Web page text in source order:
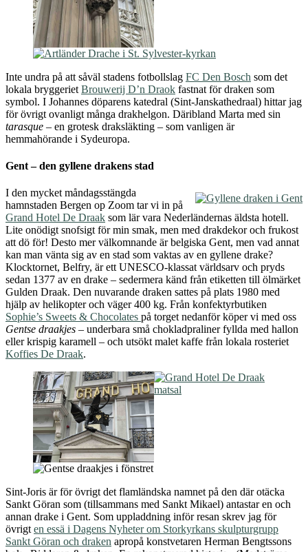
Inte undra på att såväl stadens fotbollslag FC Den Bosch som det
lokala bryggeriet Brouwerij D’n Draok fastnat för draken som
symbol. I Johannes döparens katedral (Sint-Janskathedraal) hittar jag
för övrigt ovanligt många drakhelgon. Däribland Marta med sin
tarasque – en grotesk draksläkting – som vanligen är
hemmahörande i Sydeuropa.
Gent – den gyllene drakens stad
I den mycket måndagsstängda
hamnstaden Bergen op Zoom tar vi in på
Grand Hotel De Draak som lär vara Nederländernas äldsta hotell.
Lite onödigt snofsigt för min smak, men med drakdekor och frukost
att dö för! Desto mer välkomnande är belgiska Gent, men vad annat
kan man vänta sig av en stad som vaktas av en gyllene drake?
Klocktornet, Belfry, är ett UNESCO-klassat världsarv och pryds
sedan 1377 av en drake – sedermera känd från etiketten till ölmärket
Gulden Draak. Den nuvarande draken sattes på plats 1980 med
hjälp av helikopter och väger 400 kg. Från konfektyrbutiken
Sophie’s Sweets & Chocolates på torget nedanför köper vi med oss
Gentse draakjes – underbara små chokladpraliner fyllda med hallon
eller krispig karamell – och utsökt malet kaffe från lokala rosteriet
Koffies De Draak.
Sint-Joris är för övrigt det flamländska namnet på den där otäcka
Sankt Göran som (tillsammans med Sankt Mikael) antastar en och
annan drake i Gent. Som uppladdning inför resan skrev jag för
övrigten essä i Dagens Nyheter om Storkyrkans skulpturgrupp
Sankt Göran och draken apropå konstvetaren Herman Bengtssons